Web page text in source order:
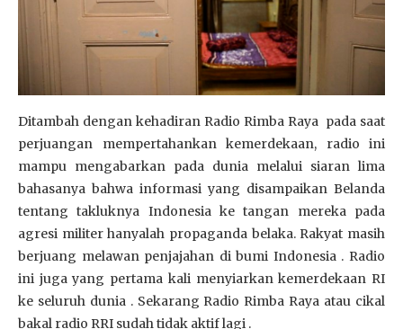
Ditambah dengan kehadiran Radio Rimba Raya pada saat
perjuangan mempertahankan kemerdekaan, radio ini
mampu mengabarkan pada dunia melalui siaran lima
bahasanya bahwa informasi yang disampaikan Belanda
tentang takluknya Indonesia ke tangan mereka pada
agresi militer hanyalah propaganda belaka. Rakyat masih
berjuang melawan penjajahan di bumi Indonesia . Radio
ini juga yang pertama kali menyiarkan kemerdekaan RI
ke seluruh dunia . Sekarang Radio Rimba Raya atau cikal
bakal radio RRI sudah tidak aktif lagi .